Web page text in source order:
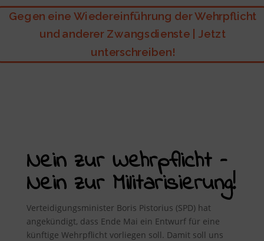
Gegen eine Wiedereinführung der Wehrpflicht
und anderer Zwangsdienste | Jetzt
unterschreiben!
Nein zur Wehrpflicht –
Nein zur Militarisierung!
Verteidigungsminister Boris Pistorius (SPD) hat
angekündigt, dass Ende Mai ein Entwurf für eine
künftige Wehrpflicht vorliegen soll. Damit soll uns